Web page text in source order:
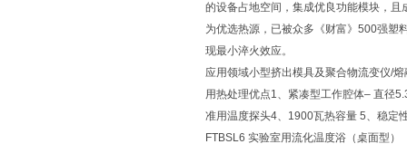
的设备占地空间，集成优良功能模块，
为优选热源，已被众多《财富》500强塑
现最小淬火效应。
应用领域小型挤出模具及聚合物流变仪/
用热处理优点1、紧凑型工作腔体– 直径
准用温度探头4、1900瓦热容量 5、稳定
FTBSL6 实验室用流化温度浴（桌面型）